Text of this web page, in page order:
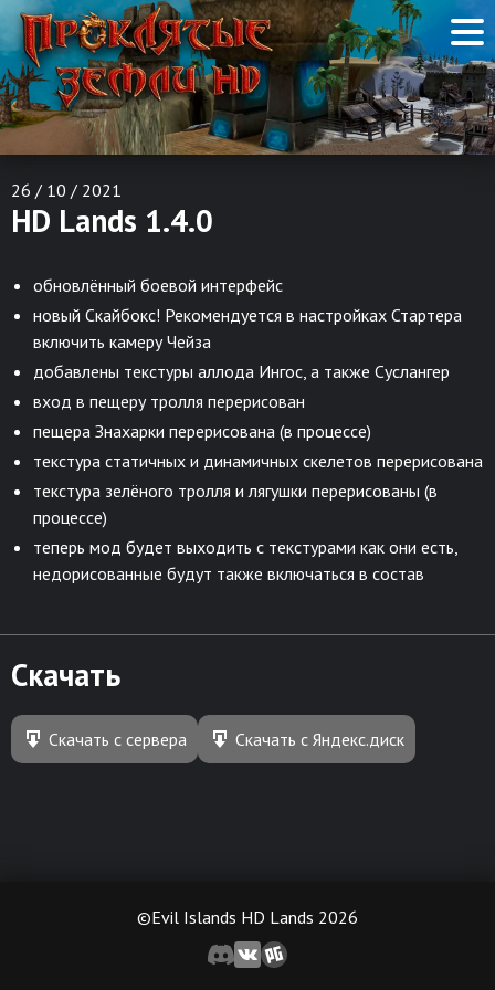
26 / 10 / 2021
HD Lands 1.4.0
обновлённый боевой интерфейс
новый Скайбокс! Рекомендуется в настройках Стартера
включить камеру Чейза
добавлены текстуры аллода Ингос, а также Суслангер
вход в пещеру тролля перерисован
пещера Знахарки перерисована (в процессе)
текстура статичных и динамичных скелетов перерисована
текстура зелёного тролля и лягушки перерисованы (в
процессе)
теперь мод будет выходить с текстурами как они есть,
недорисованные будут также включаться в состав
Скачать
Скачать с сервера Скачать с Яндекс.диск
©Evil Islands HD Lands 2026